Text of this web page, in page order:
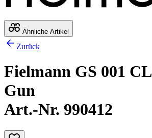
Ähnliche Artikel
Zurück
Fielmann GS 001 CL
Gun
Art.-Nr. 990412